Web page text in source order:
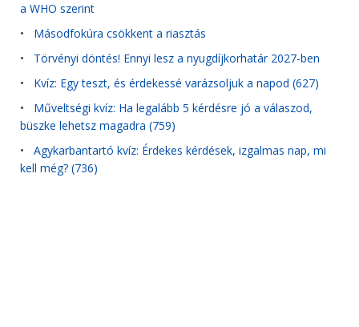
a WHO szerint
• Másodfokúra csökkent a riasztás
• Törvényi döntés! Ennyi lesz a nyugdíjkorhatár 2027-ben
• Kvíz: Egy teszt, és érdekessé varázsoljuk a napod (627)
• Műveltségi kvíz: Ha legalább 5 kérdésre jó a válaszod,
büszke lehetsz magadra (759)
• Agykarbantartó kvíz: Érdekes kérdések, izgalmas nap, mi
kell még? (736)